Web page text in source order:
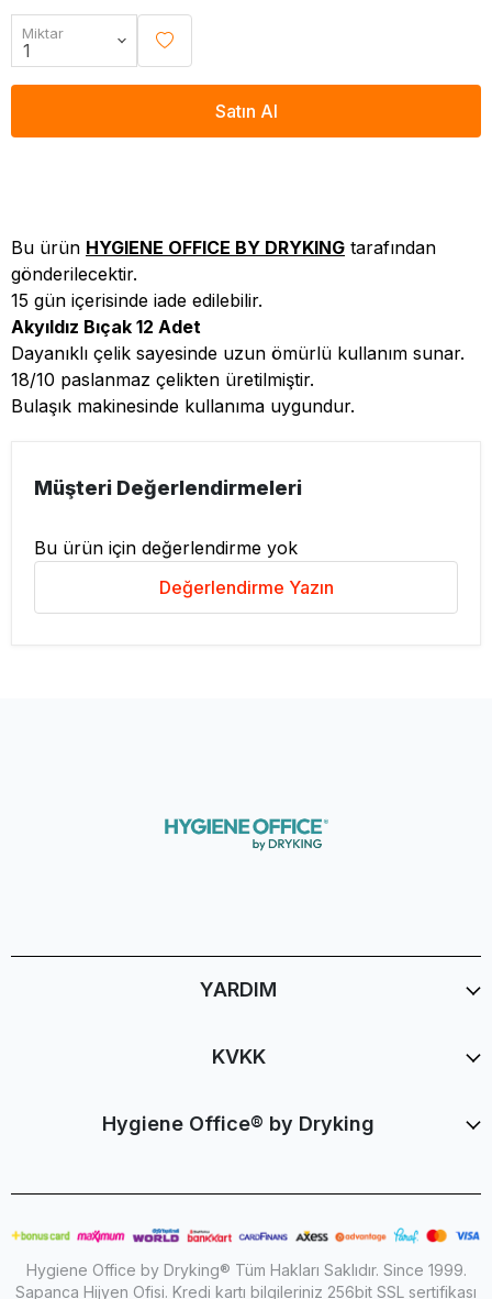
Miktar
Satın Al
Bu ürün HYGIENE OFFICE BY DRYKING tarafından
gönderilecektir.
15 gün içerisinde iade edilebilir.
Akyıldız Bıçak 12 Adet
Dayanıklı çelik sayesinde uzun ömürlü kullanım sunar.
18/10 paslanmaz çelikten üretilmiştir.
Bulaşık makinesinde kullanıma uygundur.
Müşteri Değerlendirmeleri
Bu ürün için değerlendirme yok
Değerlendirme Yazın
YARDIM
KVKK
Hygiene Office® by Dryking
Hygiene Office by Dryking® Tüm Hakları Saklıdır. Since 1999.
Sapanca Hijyen Ofisi. Kredi kartı bilgileriniz 256bit SSL sertifikası